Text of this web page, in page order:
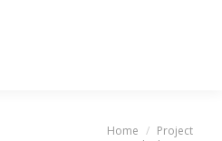
Home
Project